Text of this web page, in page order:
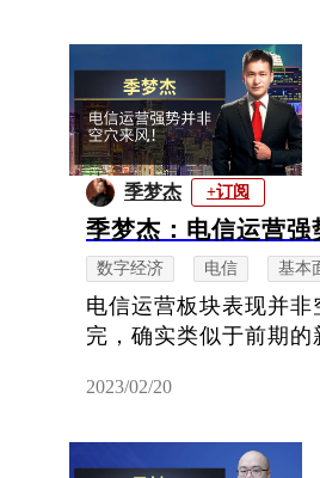
季梦杰 +订阅
季梦杰：电信运营强
数字经济 电信 基本
电信运营板块表现并
完，确实类似于前期的
2023/02/20